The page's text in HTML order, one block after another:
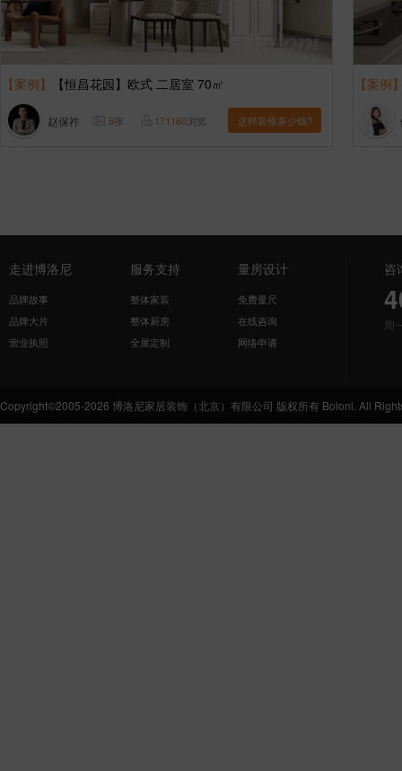
【案例】 【恒昌花园】欧式 二居室 70㎡
赵保祚 6张 171160浏览 这样装修多少钱?
【案例
走进博洛尼
品牌故事
品牌大片
营业执照
服务支持
整体家装
整体厨房
全屋定制
量房设计
免费量尺
在线咨询
网络申请
咨
周
Copyright©2005-2026 博洛尼家居装饰（北京）有限公司 版权所有 Boloni. All